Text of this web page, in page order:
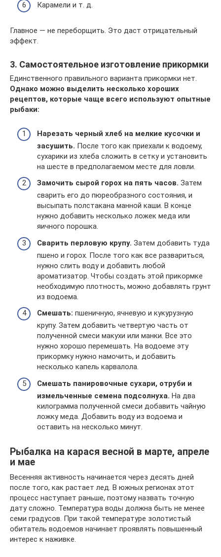
Карамели и т. д.
Главное — не переборщить. Это даст отрицательный
эффект.
3. Самостоятельное изготовление прикормки
Единственного правильного варианта прикормки нет.
Однако можно выделить несколько хороших
рецептов, которые чаще всего используют опытные
рыбаки:
Нарезать черный хлеб на мелкие кусочки и
засушить. После того как приехали к водоему,
сухарики из хлеба сложить в сетку и установить
на шесте в предполагаемом месте для ловли.
Замочить сырой горох на пять часов. Затем
сварить его до пюреобразного состояния, и
высыпать полстакана манной каши. В конце
нужно добавить несколько ложек меда или
яичного порошка.
Сварить перловую крупу. Затем добавить туда
пшено и горох. После того как все развариться,
нужно слить воду и добавить любой
ароматизатор. Чтобы создать этой прикормке
необходимую плотность, можно добавлять грунт
из водоема.
Смешать: пшеничную, ячневую и кукурузную
крупу. Затем добавить четвертую часть от
полученной смеси макухи или манки. Все это
нужно хорошо перемешать. На водоеме эту
прикормку нужно намочить, и добавить
несколько капель карвалола.
Смешать панировочные сухари, отруби и
измельченные семена подсолнуха. На два
килограмма полученной смеси добавить чайную
ложку меда. Добавить воду из водоема и
оставить на несколько минут.
Рыбалка на карася весной в марте, апреле
и мае
Весенняя активность начинается через десять дней
после того, как растает лед. В южных регионах этот
процесс наступает раньше, поэтому назвать точную
дату сложно. Температура воды должна быть не менее
семи градусов. При такой температуре золотистый
обитатель водоемов начинает проявлять повышенный
интерес к наживке.